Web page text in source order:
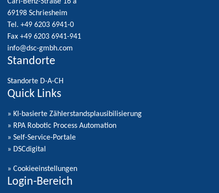
69198 Schriesheim
Tel. +49 6203 6941-0
Fax +49 6203 6941-941
info@dsc-gmbh.com
Standorte
Standorte D-A-CH
Quick Links
» KI-basierte Zählerstandsplausibilisierung
» RPA Robotic Process Automation
» Self-Service-Portale
» DSCdigital
» Cookieeinstellungen
Login-Bereich